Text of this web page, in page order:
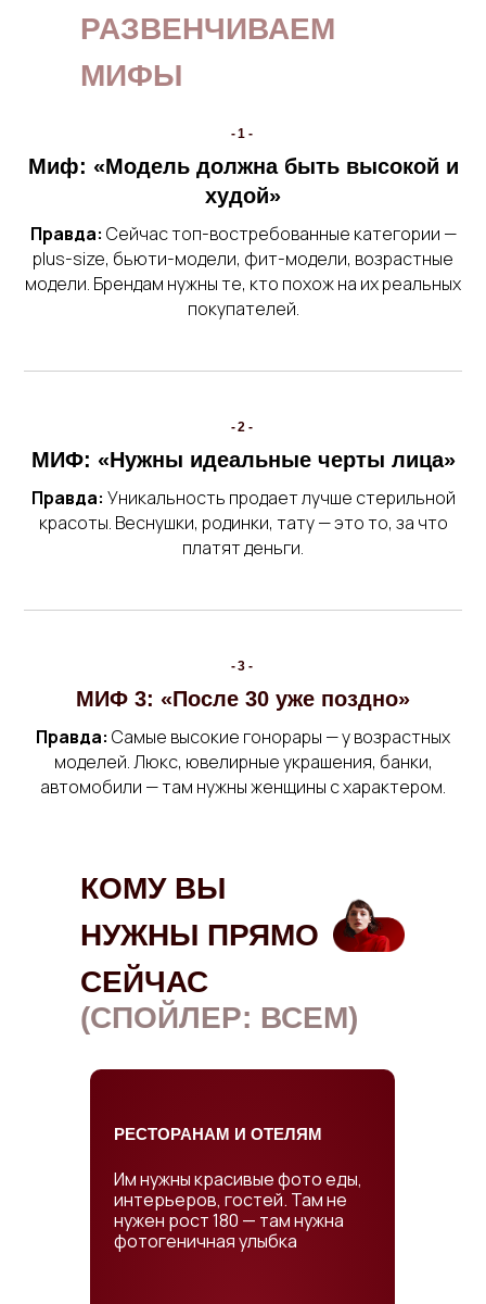
РАЗВЕНЧИВАЕМ
МИФЫ
-1-
Миф: «Модель должна быть высокой и
худой»
Правда: Сейчас топ-востребованные категории —
plus-size, бьюти-модели, фит-модели, возрастные
модели. Брендам нужны те, кто похож на их реальных
покупателей.
-2-
МИФ: «Нужны идеальные черты лица»
Правда: Уникальность продает лучше стерильной
красоты. Веснушки, родинки, тату — это то, за что
платят деньги.
-3-
МИФ 3: «После 30 уже поздно»
Правда: Самые высокие гонорары — у возрастных
моделей. Люкс, ювелирные украшения, банки,
автомобили — там нужны женщины с характером.
(СПОЙЛЕР: ВСЕМ)
КОМУ ВЫ
НУЖНЫ ПРЯМО
СЕЙЧАС
Им нужны красивые фото еды,
интерьеров, гостей. Там не
нужен рост 180 — там нужна
фотогеничная улыбка
РЕСТОРАНАМ И ОТЕЛЯМ